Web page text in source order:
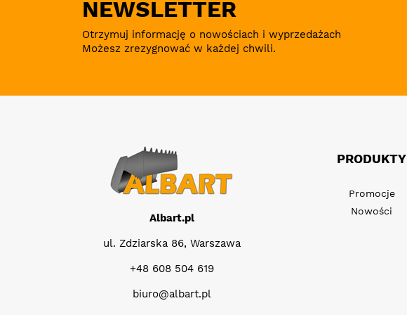
NEWSLETTER
Otrzymuj informację o nowościach i wyprzedażach
Możesz zrezygnować w każdej chwili.
Albart.pl
ul. Zdziarska 86, Warszawa
+48 608 504 619
biuro@albart.pl
PRODUKTY
Promocje
Nowości